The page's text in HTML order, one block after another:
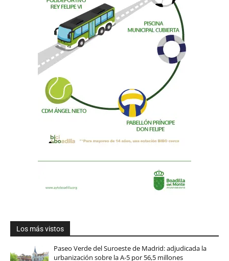
Los más vistos
Paseo Verde del Suroeste de Madrid: adjudicada la
urbanización sobre la A-5 por 56,5 millones